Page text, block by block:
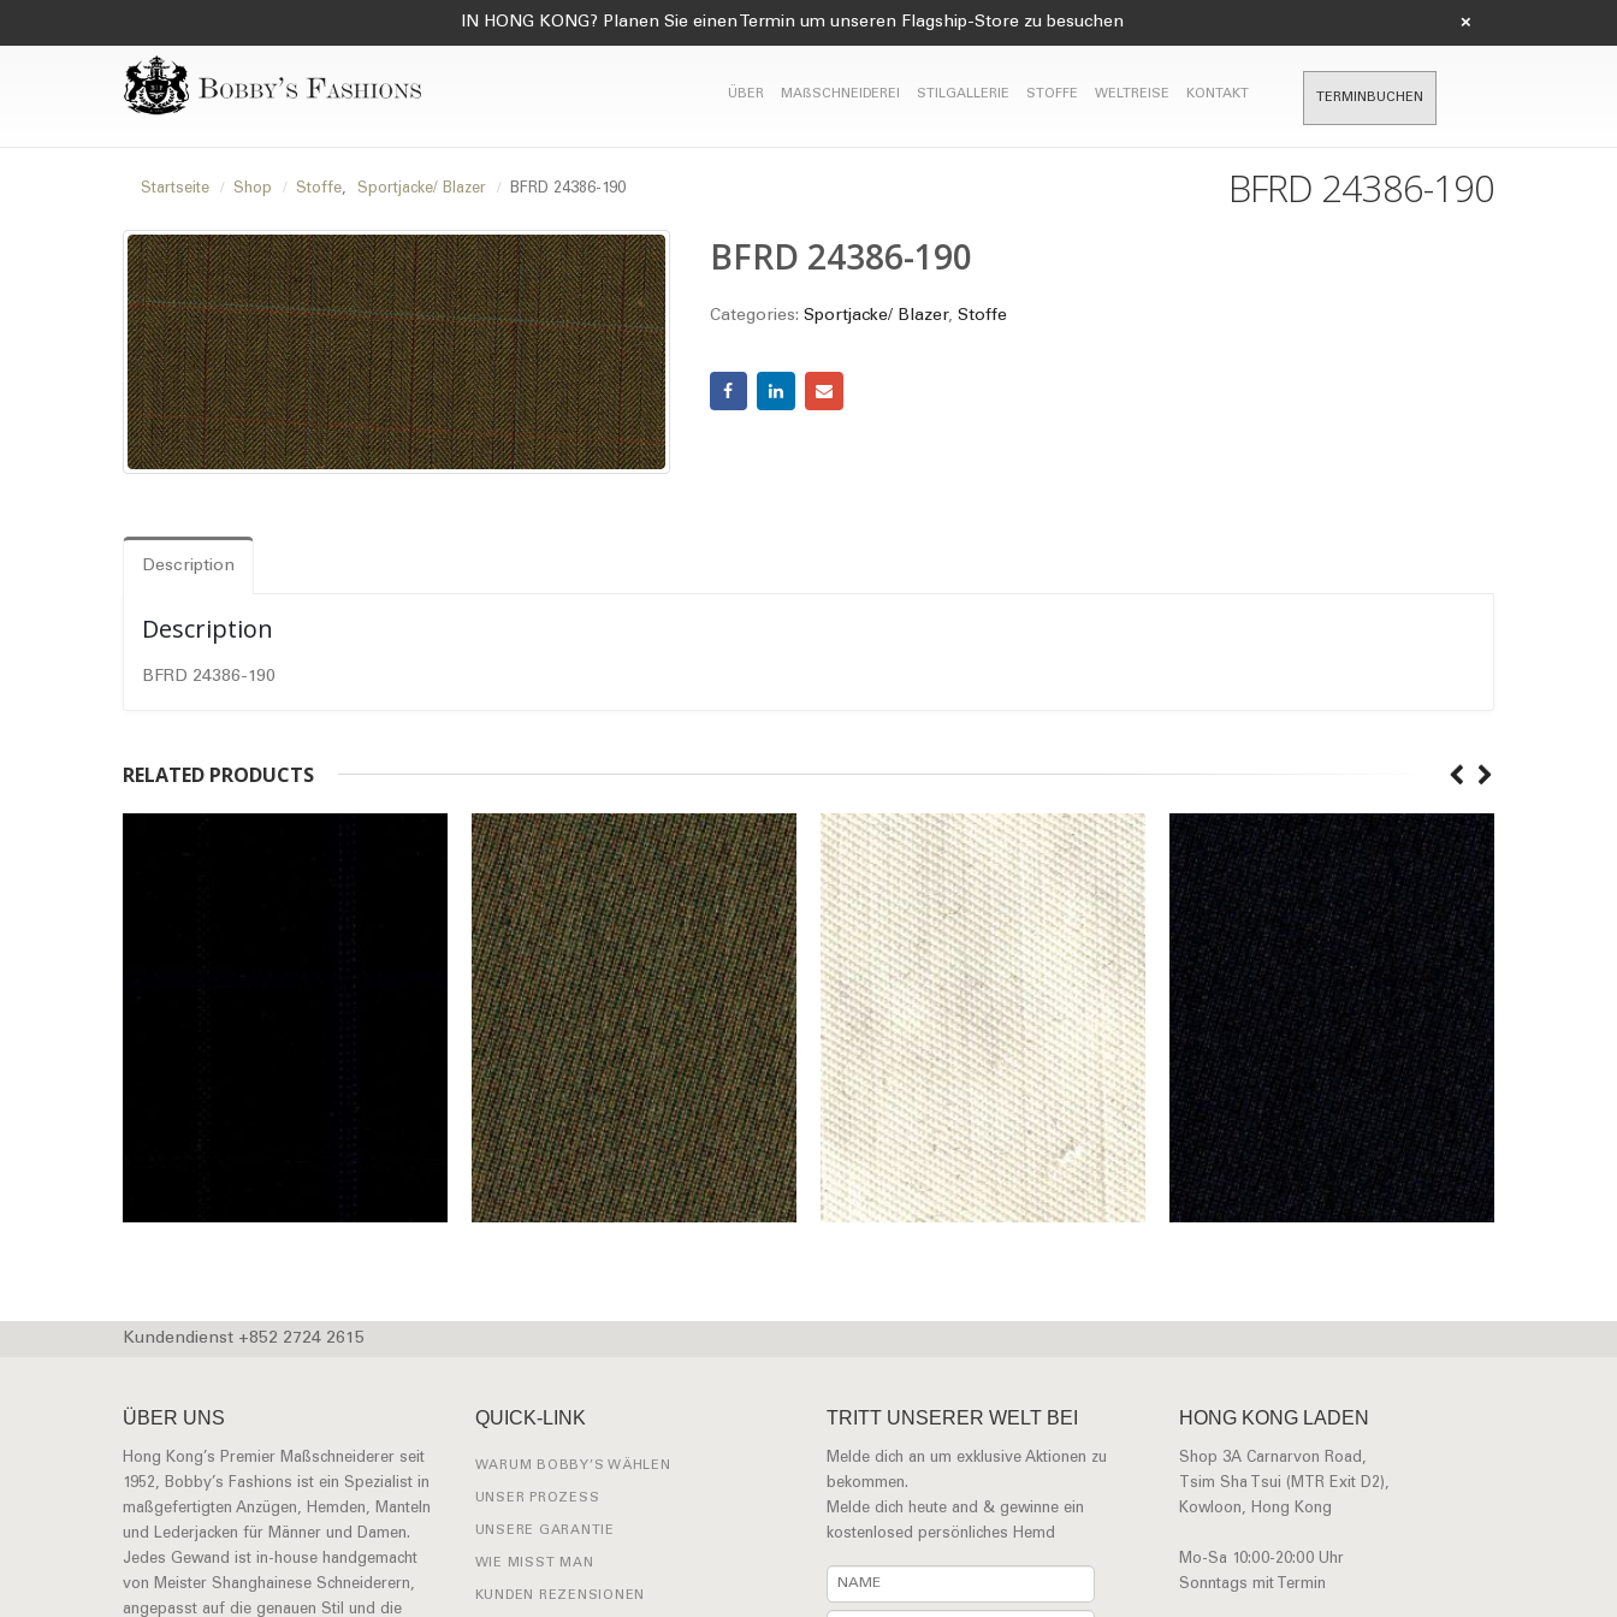
IN HONG KONG? Planen Sie einen Termin um unseren Flagship-Store zu besuchen ×
ÜBER MAßSCHNEIDEREI STILGALLERIE STOFFE WELTREISE KONTAKT TERMINBUCHEN
BFRD 24386-190
Startseite Shop Stoffe, Sportjacke/ Blazer BFRD 24386-190
BFRD 24386-190
Categories: Sportjacke/ Blazer, Stoffe
Description
Description
BFRD 24386-190
RELATED PRODUCTS
Kundendienst +852 2724 2615
ÜBER UNS
Hong Kong’s Premier Maßschneiderer seit
1952, Bobby’s Fashions ist ein Spezialist in
maßgefertigten Anzügen, Hemden, Manteln
und Lederjacken für Männer und Damen.
Jedes Gewand ist in-house handgemacht
von Meister Shanghainese Schneiderern,
angepasst auf die genauen Stil und die
QUICK-LINK
WARUM BOBBY’S WÄHLEN
UNSER PROZESS
UNSERE GARANTIE
WIE MISST MAN
KUNDEN REZENSIONEN
TRITT UNSERER WELT BEI
Melde dich an um exklusive Aktionen zu
bekommen.
Melde dich heute and & gewinne ein
kostenlosed persönliches Hemd
HONG KONG LADEN
Shop 3A Carnarvon Road,
Tsim Sha Tsui (MTR Exit D2),
Kowloon, Hong Kong
Mo-Sa 10:00-20:00 Uhr
Sonntags mit Termin